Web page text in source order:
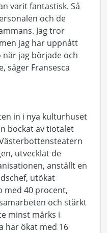
varit fantastisk. Så
och de
Jag tror
jag har uppnått
jag började och
säger Fransesca
in i nya kulturhuset
bockat av tiotalet
utvecklat de
anställt en
utökat
med 40 procent,
och stärkt
minst märks i
har ökat med 16